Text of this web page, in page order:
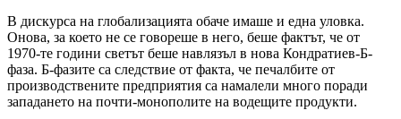
В дискурса на глобализацията обаче имаше и една уловка.
Онова, за което не се говореше в него, беше фактът, че от
1970-те години светът беше навлязъл в нова Кондратиев-Б-
фаза. Б-фазите са следствие от факта, че печалбите от
производствените предприятия са намалели много поради
западането на почти-монополите на водещите продукти.